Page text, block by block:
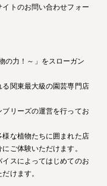
トのお問い合わせフォー
の力！～」をスローガン
関東最大級の園芸専門店
リーズの運営を行ってお
な植物たちに囲まれた店
ご体験いただけます。
スによってはじめてのお
けます。